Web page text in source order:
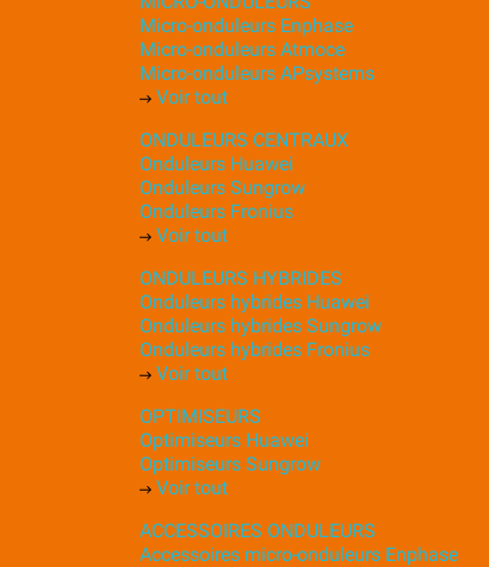
Micro-onduleurs Enphase
Micro-onduleurs Atmoce
Micro-onduleurs APsystems
Voir tout
ONDULEURS CENTRAUX
Onduleurs Huawei
Onduleurs Sungrow
Onduleurs Fronius
Voir tout
ONDULEURS HYBRIDES
Onduleurs hybrides Huawei
Onduleurs hybrides Sungrow
Onduleurs hybrides Fronius
Voir tout
OPTIMISEURS
Optimiseurs Huawei
Optimiseurs Sungrow
Voir tout
ACCESSOIRES ONDULEURS
Accessoires micro-onduleurs Enphase